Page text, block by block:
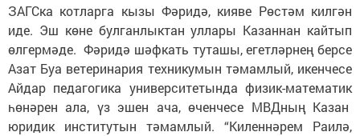
ЗАГСка котларга кызы Фәридә, кияве Рөстәм килгән
иде. Эш көне булганлыктан уллары Казаннан кайтып
өлгермәде. Фәридә шәфкать туташы, егетләрнең берсе
Азат Буа ветеринария техникумын тәмамлый, икенчесе
Айдар педагогика университетында физик-математик
һөнәрен ала, үз эшен ача, өченчесе МВДның Казан
юридик институтын тәмамлый. “Киленнәрем Раилә,